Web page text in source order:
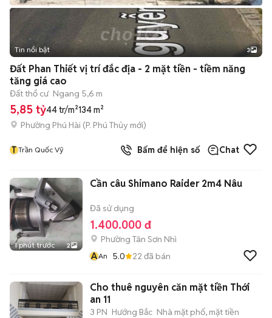
Tin nổi bật 3
Đất Phan Thiết vị trí đắc địa - 2 mặt tiền - tiềm năng
tăng giá cao
Đất thổ cư Ngang 5,6 m
5,85 tỷ44 tr/m²134 m²
Phường Phú Hài (P. Phú Thủy mới)
T Trần Quốc Vỹ Bấm để hiện số Chat
1 phút trước 2
Cần câu Shimano Raider 2m4 Nâu
Đã sử dụng
1.400.000 đ
Phường Tân Sơn Nhì
AAn 5.0 22 đã bán
Cho thuê nguyên căn mặt tiền Thới
an 11
3 PN Hướng Bắc Nhà mặt phố, mặt tiền